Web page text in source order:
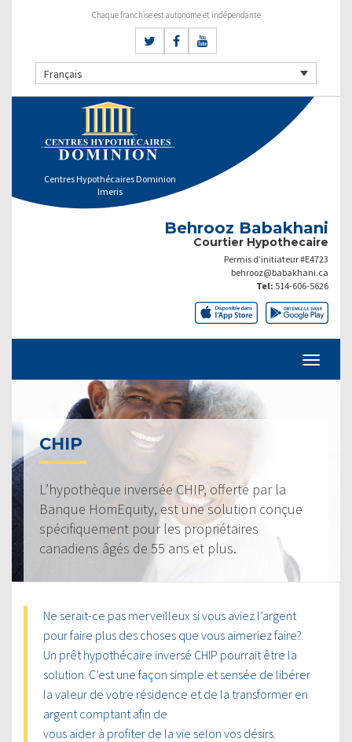
Chaque franchise est autonome et indépendante
Français
Centres Hypothécaires Dominion
Imeris
Behrooz Babakhani
Courtier Hypothecaire
Permis d’initiateur #E4723
behrooz@babakhani.ca
Tel: 514-606-5626
CHIP
L’hypothèque inversée CHIP, offerte par la
Banque HomEquity, est une solution conçue
spécifiquement pour les propriétaires
canadiens âgés de 55 ans et plus.
Ne serait-ce pas merveilleux si vous aviez l’argent
pour faire plus des choses que vous aimeriez faire?
Un prêt hypothécaire inversé CHIP pourrait être la
solution. C’est une façon simple et sensée de libérer
la valeur de votre résidence et de la transformer en
argent comptant afin de
vous aider à profiter de la vie selon vos désirs.